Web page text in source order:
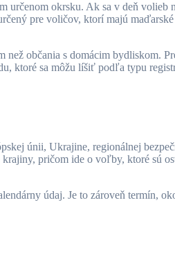
určenom okrsku. Ak sa v deň volieb
pre voličov, ktorí majú
občania s domácim bydliskom.
ktoré sa môžu líšiť podľa typu
únii, Ukrajine, regionálnej
pričom ide o voľby, ktoré sú
údaj. Je to zároveň termín,